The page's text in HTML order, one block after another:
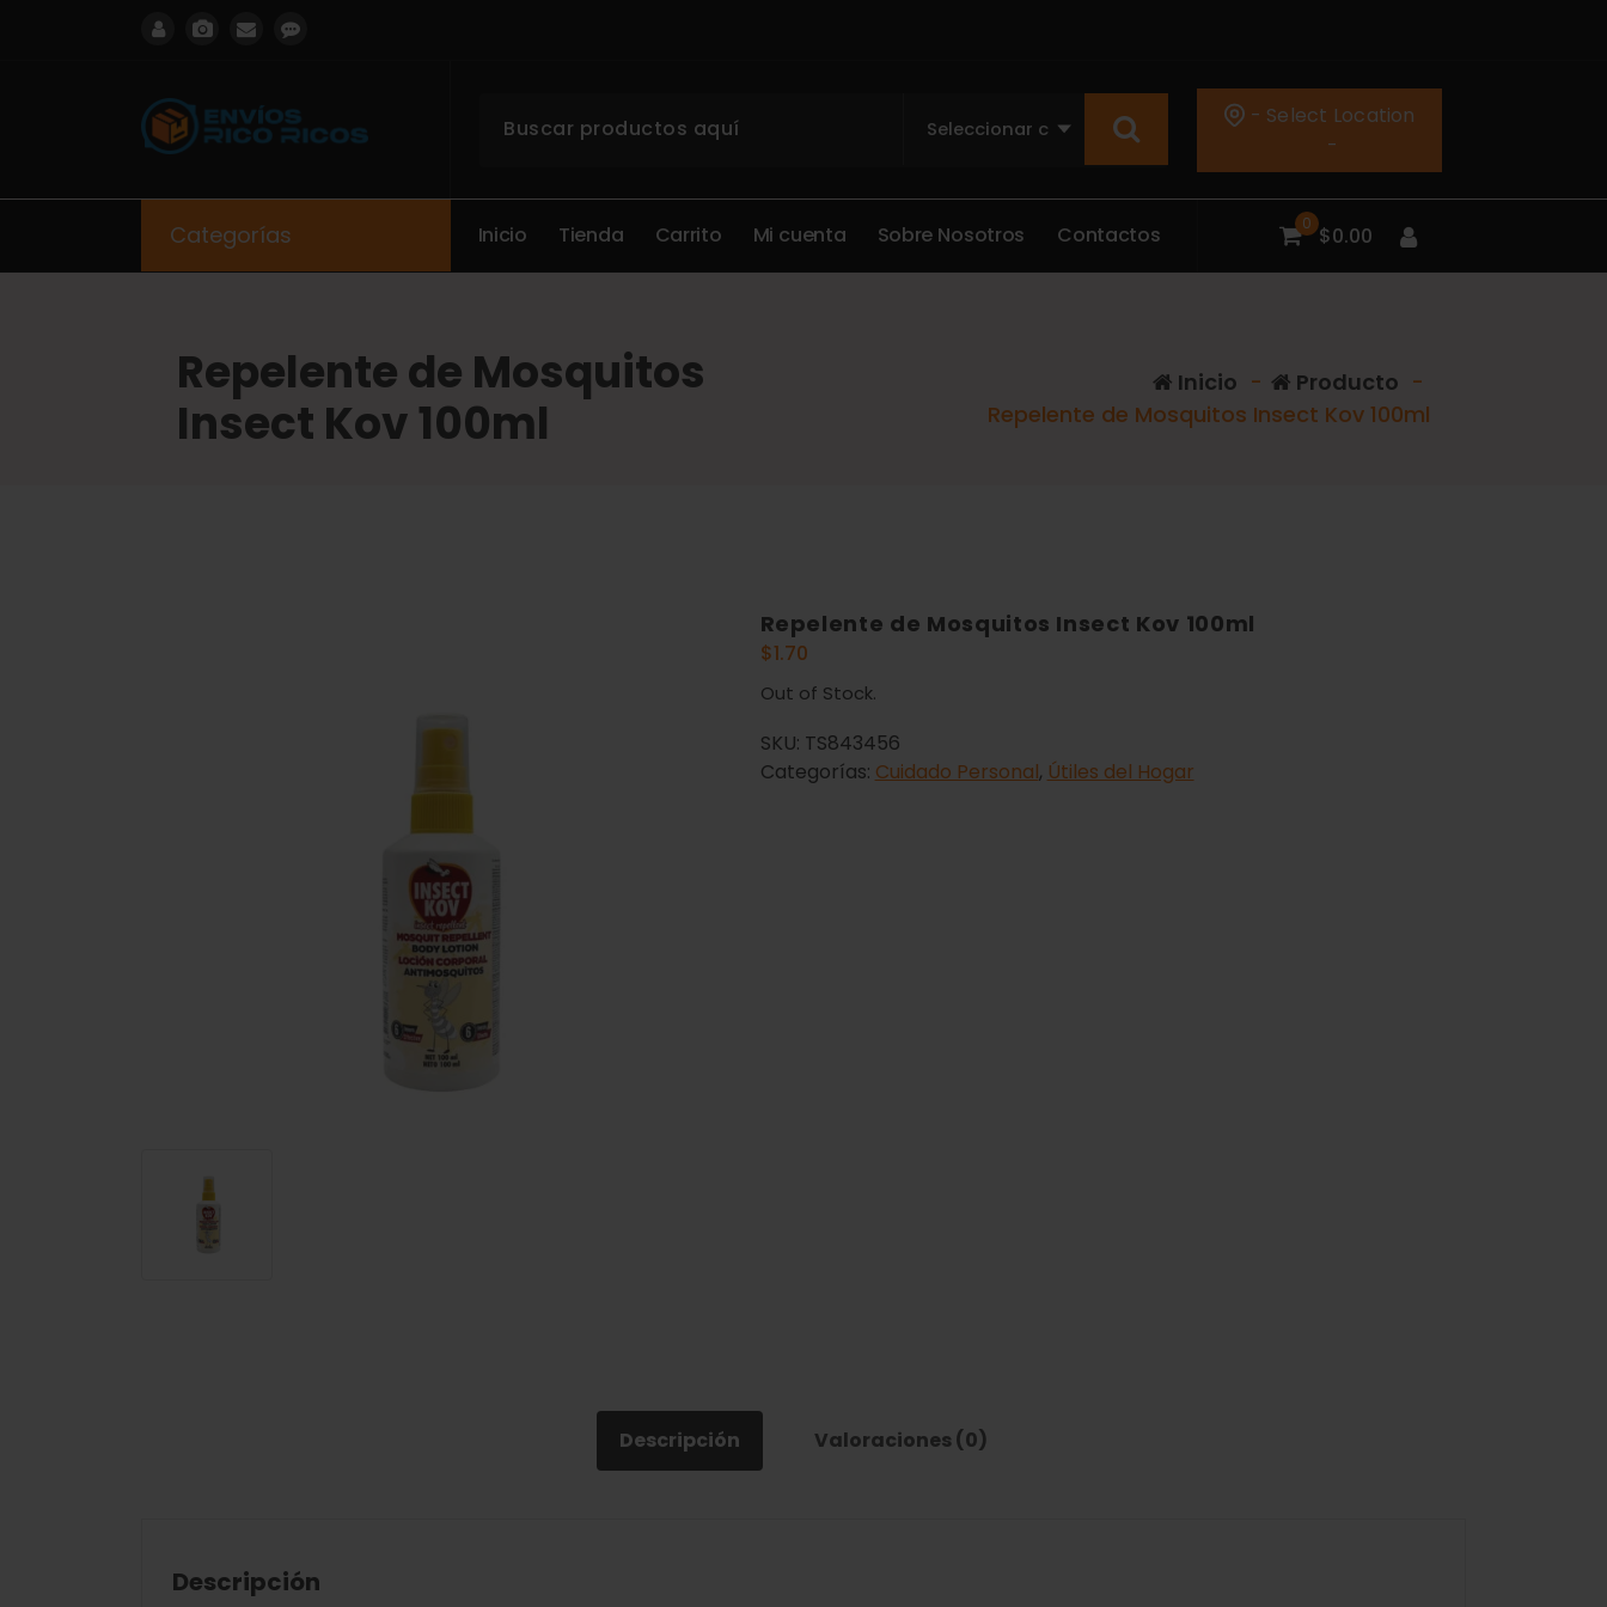
- Select Location
-
Categorías Inicio Tienda Carrito Mi cuenta Sobre Nosotros Contactos 0 $0.00
Repelente de Mosquitos
Insect Kov 100ml
Inicio - Producto -
Repelente de Mosquitos Insect Kov 100ml
Repelente de Mosquitos Insect Kov 100ml
$1.70
Out of Stock.
SKU: TS843456
Categorías: Cuidado Personal, Útiles del Hogar
Descripción Valoraciones (0)
Descripción